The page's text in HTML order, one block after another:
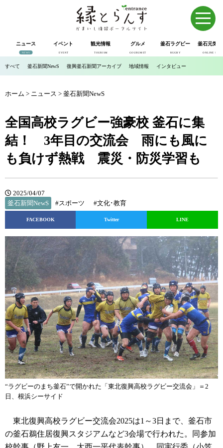
ニュース
NEWS
イベント
EVENT
観光情報
TOURISM
グルメ
GOURUMET
釜石ラグビー
RUGBY
釜石元気
ONLINE SHOP
すべて 釜石新聞NewS 復興釜石新聞アーカイブ 地域情報 インタビュー
ホーム > ニュース > 釜石新聞NewS
全国高校ラグビー強豪校 釜石に集
結！ 3年目の交流会 雨にも風に
も負けず熱戦 震災・防災学習も
2025/04/07
釜石新聞NewS
#スポーツ #文化･教育
FACEBOOK Twitter LINE
“ラグビーのまち釜石”で開かれた「東北復興高校ラグビー交流会」＝2
日、根浜シーサイド
東北復興高校ラグビー交流会2025は1～3日まで、釜石市
の釜石鵜住居復興スタジアムなど3会場で行われた。同参加